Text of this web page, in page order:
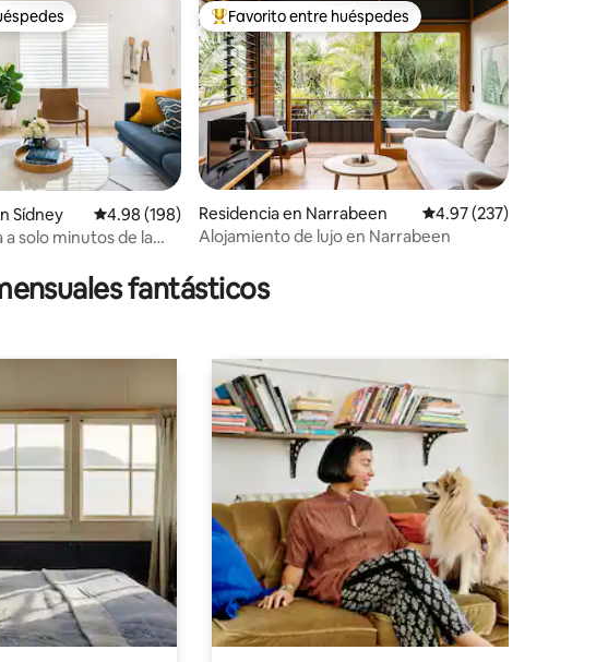
237 evaluaciones
Sídney Calificación promedio: 4.98 de 5; 198 evaluaciones
4.98 (198)
a solo minutos de la
De los mejores en Favorito entre huéspedes
Favorito entre huéspedes
Residencia en Narrabeen Calificación promedio:
4.97 (237)
Alojamiento de lujo en Narrabeen
fantásticos